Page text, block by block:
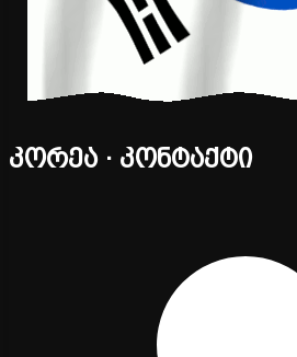
კორეა · კონტაქტი